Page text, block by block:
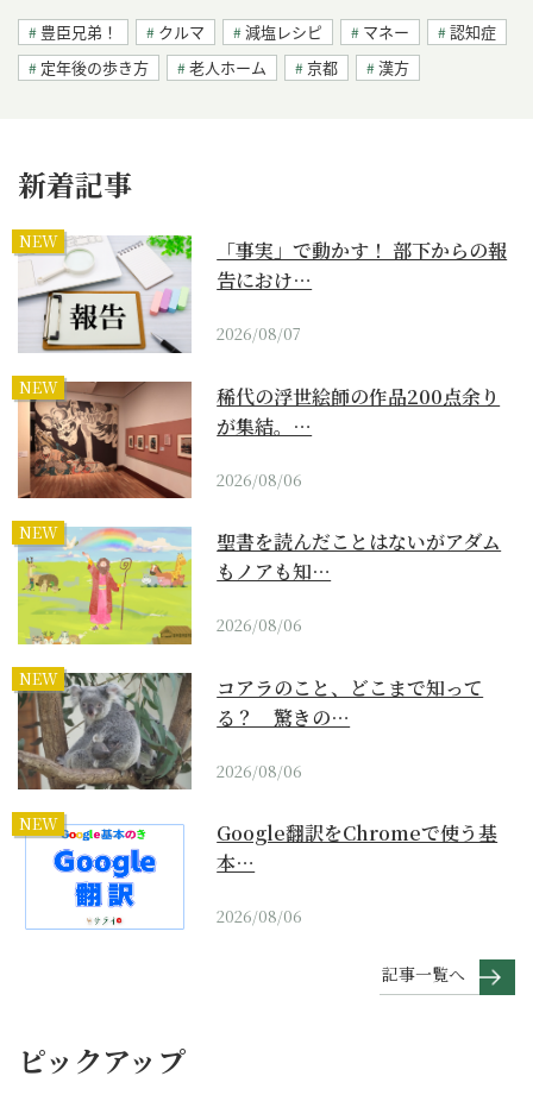
豊臣兄弟！ クルマ 減塩レシピ マネー
認知症
定年後の歩き方
老人ホーム 京都 漢方
新着記事
NEW
「事実」で動かす！ 部下からの報
告におけ…
2026/08/07
NEW
稀代の浮世絵師の作品200点余り
が集結。…
2026/08/06
NEW
聖書を読んだことはないがアダム
もノアも知…
2026/08/06
NEW
コアラのこと、どこまで知って
る？ 驚きの…
2026/08/06
NEW
Google翻訳をChromeで使う基
本…
2026/08/06
記事一覧へ
ピックアップ